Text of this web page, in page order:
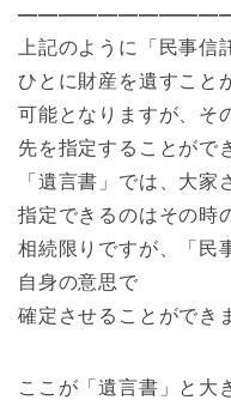
上記のように「民事
ひとに財産を遺すこと
可能となりますが、そ
先を指定することがで
「遺言書」では、大家
指定できるのはその時
相続限りですが、「民
自身の意思で
確定させることができ
ここが「遺言書」と大